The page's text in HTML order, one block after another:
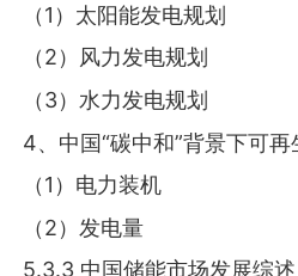
（1）太阳能发电规划
（2）风力发电规划
（3）水力发电规划
4、中国“碳中和”背景下可
（1）电力装机
（2）发电量
5.3.3 中国储能市场发展综述